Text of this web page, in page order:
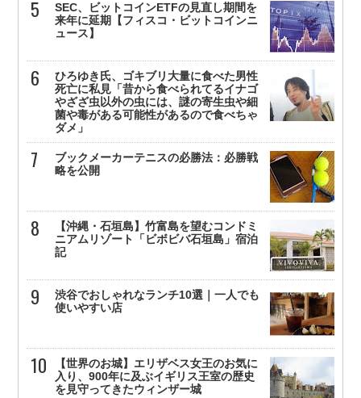
SEC、ビットコインETFの見直し期間を
来年に延期【フィスコ・ビットコインニ
ュース】
ひろゆき氏、ゴキブリ大量に食べた男性
死亡に私見「昔から食べられてるイナゴ
やざざ虫以外の虫には、謎の寄生虫や細
菌や毒がある可能性があるので食べちゃ
ダメ」
ブックメーカーテニスの必勝法：必勝戦
略を公開
【沖縄・石垣島】竹富島を望むコンドミ
ニアムリゾート「ビボビバ石垣島」宿泊
記
渋谷でおしゃれなランチ10選｜一人でも
使いやすい店
【世界のお城】エリザベス女王のお気に
入り、900年に及ぶイギリス王室の歴史
を見守ってきたウィンザー城